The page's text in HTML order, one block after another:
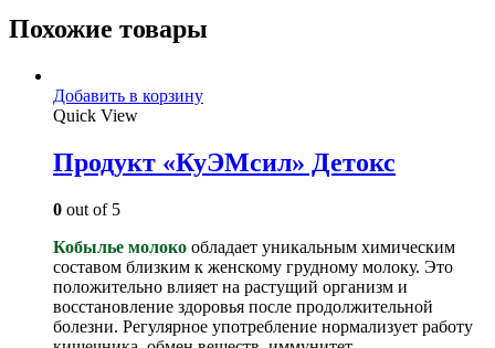
Похожие товары
Добавить в корзину
Quick View
Продукт «КуЭМсил» Детокс
0 out of 5
Кобылье молоко обладает уникальным химическим
составом близким к женскому грудному молоку. Это
положительно влияет на растущий организм и
восстановление здоровья после продолжительной
болезни. Регулярное употребление нормализует работу